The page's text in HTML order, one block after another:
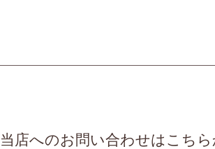
当店へのお問い合わせはこち